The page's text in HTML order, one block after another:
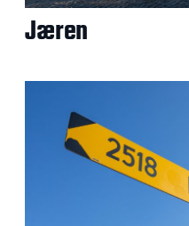
Jæren